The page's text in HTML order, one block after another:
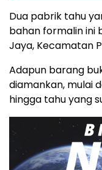
Dua pabrik tahu
bahan formalin ini
Jaya, Kecamatan
Adapun barang
diamankan, mulai
hingga tahu yang